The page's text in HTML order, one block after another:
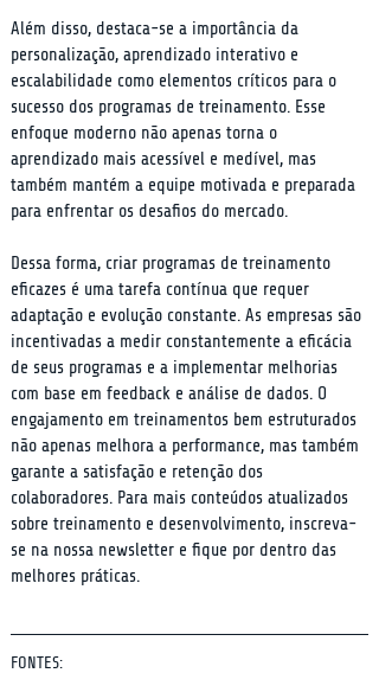
Além disso, destaca-se a importância da
personalização, aprendizado interativo e
escalabilidade como elementos críticos para o
sucesso dos programas de treinamento. Esse
enfoque moderno não apenas torna o
aprendizado mais acessível e medível, mas
também mantém a equipe motivada e preparada
para enfrentar os desafios do mercado.
Dessa forma, criar programas de treinamento
eficazes é uma tarefa contínua que requer
adaptação e evolução constante. As empresas são
incentivadas a medir constantemente a eficácia
de seus programas e a implementar melhorias
com base em feedback e análise de dados. O
engajamento em treinamentos bem estruturados
não apenas melhora a performance, mas também
garante a satisfação e retenção dos
colaboradores. Para mais conteúdos atualizados
sobre treinamento e desenvolvimento, inscreva-
se na nossa newsletter e fique por dentro das
melhores práticas.
FONTES: